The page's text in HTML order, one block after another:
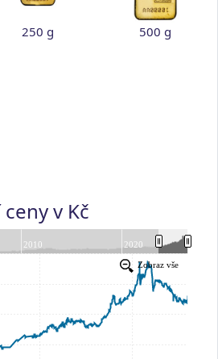
250 g 500 g
v Kč